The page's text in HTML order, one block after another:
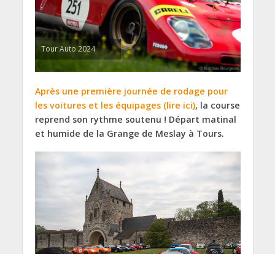
Tour Auto 2024
Après une première journée de rodage pour
les voitures et les équipages (lire ici), la course
reprend son rythme soutenu ! Départ matinal
et humide de la Grange de Meslay à Tours.